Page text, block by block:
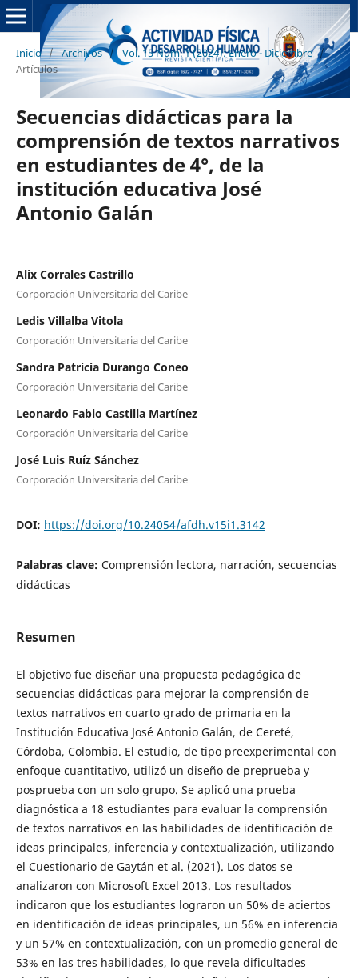
Inicio / Archivos / Vol. 15 Núm. 1 (2024): Enero - Diciembre /
Artículos
Secuencias didácticas para la
comprensión de textos narrativos
en estudiantes de 4°, de la
institución educativa José
Antonio Galán
Alix Corrales Castrillo
Corporación Universitaria del Caribe
Ledis Villalba Vitola
Corporación Universitaria del Caribe
Sandra Patricia Durango Coneo
Corporación Universitaria del Caribe
Leonardo Fabio Castilla Martínez
Corporación Universitaria del Caribe
José Luis Ruíz Sánchez
Corporación Universitaria del Caribe
DOI: https://doi.org/10.24054/afdh.v15i1.3142
Palabras clave: Comprensión lectora, narración, secuencias
didácticas
Resumen
El objetivo fue diseñar una propuesta pedagógica de
secuencias didácticas para mejorar la comprensión de
textos narrativos en cuarto grado de primaria en la
Institución Educativa José Antonio Galán, de Cereté,
Córdoba, Colombia. El estudio, de tipo preexperimental con
enfoque cuantitativo, utilizó un diseño de preprueba y
posprueba con un solo grupo. Se aplicó una prueba
diagnóstica a 18 estudiantes para evaluar la comprensión
de textos narrativos en las habilidades de identificación de
ideas principales, inferencia y contextualización, utilizando
el Cuestionario de Gaytán et al. (2021). Los datos se
analizaron con Microsoft Excel 2013. Los resultados
indicaron que los estudiantes lograron un 50% de aciertos
en identificación de ideas principales, un 56% en inferencia
y un 57% en contextualización, con un promedio general de
53% en las tres habilidades, lo que revela dificultades